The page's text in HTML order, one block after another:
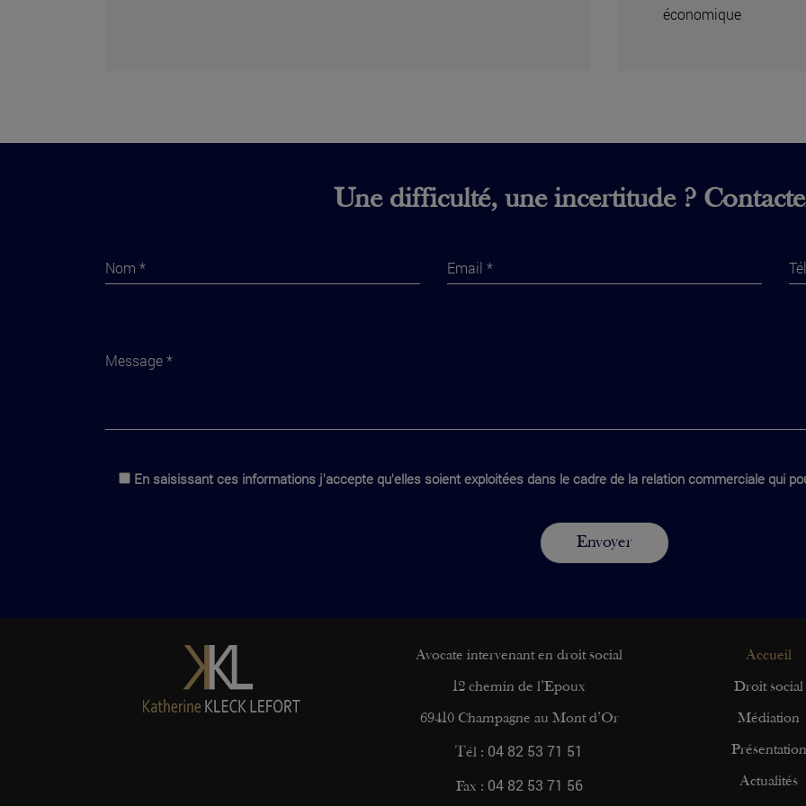
économique
Une difficulté, une incertitude ?
En saisissant ces informations j'accepte qu'elles soient exploitées dans le cadre de la relation commerciale qui
Avocate intervenant en droit social
12 chemin de l’Epoux
69410 Champagne au Mont d’Or
Tél : 04 82 53 71 51
Fax : 04 82 53 71 56
Accueil
Droit social
Médiation
Présentation
Actualités